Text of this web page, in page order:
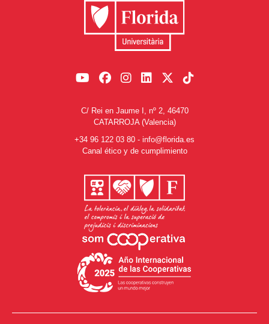
C/ Rei en Jaume I, nº 2, 46470
CATARROJA (Valencia)
+34 96 122 03 80 - info@florida.es
Canal ético y de cumplimiento